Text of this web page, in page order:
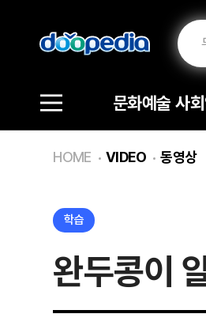
문화예술 사
HOME VIDEO 동영상
학습
완두콩이